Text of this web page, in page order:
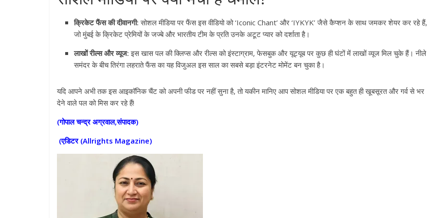
क्रिकेट फैंस की दीवानगी: सोशल मीडिया पर फैंस इस वीडियो को ‘Iconic Chant’ और ‘IYKYK’ जैसे कैप्शन के साथ जमकर शेयर कर रहे हैं,
जो मुंबई के क्रिकेट प्रेमियों के जज्बे और भारतीय टीम के प्रति उनके अटूट प्यार को दर्शाता है।
लाखों रील्स और व्यूज: इस खास पल की क्लिप्स और रील्स को इंस्टाग्राम, फेसबुक और यूट्यूब पर कुछ ही घंटों में लाखों व्यूज मिल चुके हैं। नीले
समंदर के बीच तिरंगा लहराते फैंस का यह विजुअल इस साल का सबसे बड़ा इंटरनेट मोमेंट बन चुका है।
यदि आपने अभी तक इस आइकॉनिक चैंट को अपनी फीड पर नहीं सुना है, तो यकीन मानिए आप सोशल मीडिया पर एक बहुत ही खूबसूरत और गर्व से भर
देने वाले पल को मिस कर रहे हैं!
(गोपाल चन्द्र अग्रवाल,संपादक)
(एडिटर (Allrights Magazine)